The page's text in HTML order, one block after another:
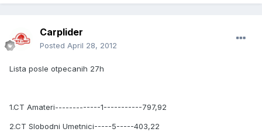
Carplider
Posted April 28, 2012
Lista posle otpecanih 27h
1.CT Amateri-------------1-----------797,92
2.CT Slobodni Umetnici-----5-----403,22